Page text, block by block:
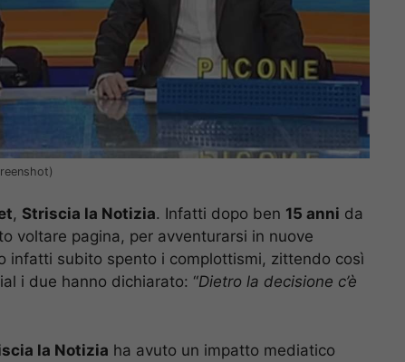
, Striscia la Notizia. Infatti dopo ben 15 anni da
voltare pagina, per avventurarsi in nuove
infatti subito spento i complottismi, zittendo così
i due hanno dichiarato: “Dietro la decisione c’è
la Notizia ha avuto un impatto mediatico